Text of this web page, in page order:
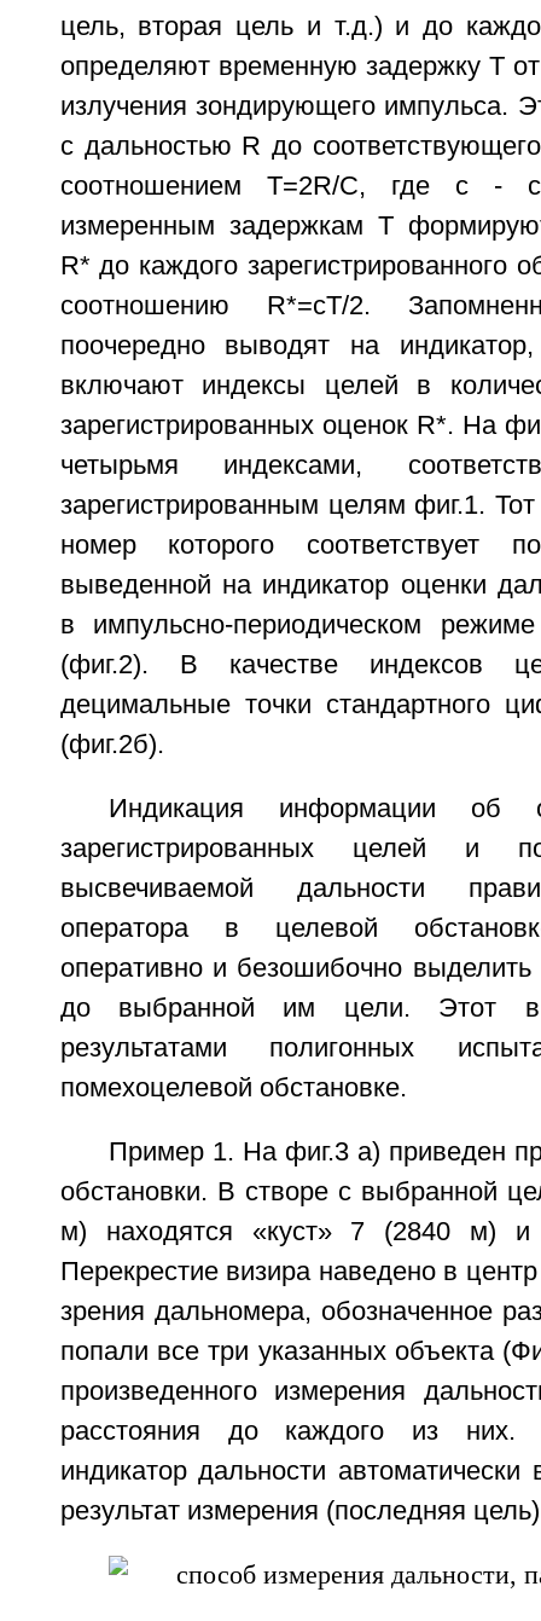
цель, вторая цель и т.д.) и до
определяют временную задержку Т
излучения зондирующего импульса.
с дальностью R до
соотношением T=2R/C, где с -
измеренным задержкам Т
R* до каждого зарегистрированного
соотношению R*=cT/2.
поочередно выводят на
включают индексы целей в
зарегистрированных оценок R*. На
четырьмя индексами,
зарегистрированным целям фиг.1.
номер которого соответствует
выведенной на индикатор оценки
в импульсно-периодическом
(фиг.2). В качестве индексов
децимальные точки стандартного
(фиг.2б).
Индикация информации об
зарегистрированных целей и
высвечиваемой дальности
оператора в целевой
оперативно и безошибочно выделить
до выбранной им цели. Этот
результатами полигонных
помехоцелевой обстановке.
Пример 1. На фиг.3 а) приведен
обстановки. В створе с выбранной
м) находятся «куст» 7 (2840 м)
Перекрестие визира наведено в
зрения дальномера, обозначенное
попали все три указанных объекта
произведенного измерения
расстояния до каждого из них.
индикатор дальности
результат измерения (последняя